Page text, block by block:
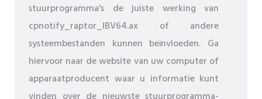
stuurprogramma's de juiste werking van
cpnotify_raptor_IBV64.ax of andere
systeembestanden kunnen beïnvloeden. Ga
hiervoor naar de website van uw computer of
apparaatproducent waar u informatie kunt